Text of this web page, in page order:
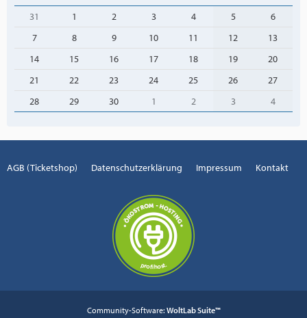
31 1 2 3 4 5
6
7
8 9 10 11 12
13
14
15 16 17 18 19
20
21
22 23 24 25 26
27
28
29 30 1 2 3 4
AGB (Ticketshop) Datenschutzerklärung Impressum Kontakt
Community-Software: WoltLab Suite™